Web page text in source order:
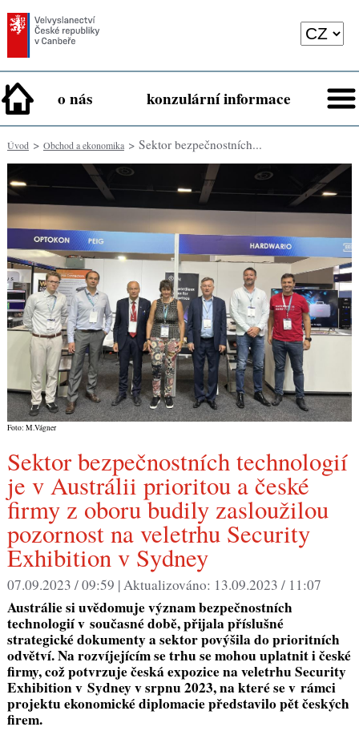
o nás konzulární informace
Úvod> Obchod a ekonomika> Sektor bezpečnostních...
Foto: M.Vágner
Sektor bezpečnostních technologií
je v Austrálii prioritou a české
firmy z oboru budily zasloužilou
pozornost na veletrhu Security
Exhibition v Sydney
07.09.2023 / 09:59 | Aktualizováno: 13.09.2023 / 11:07
Austrálie si uvědomuje význam bezpečnostních
technologií v současné době, přijala příslušné
strategické dokumenty a sektor povýšila do prioritních
odvětví. Na rozvíjejícím se trhu se mohou uplatnit i české
firmy, což potvrzuje česká expozice na veletrhu Security
Exhibition v Sydney v srpnu 2023, na které se v rámci
projektu ekonomické diplomacie představilo pět českých
firem.